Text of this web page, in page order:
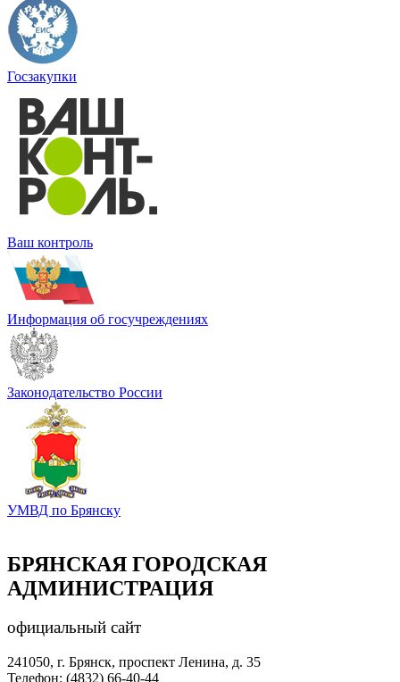
Госзакупки
Ваш контроль
Информация об госучреждениях
Законодательство России
УМВД по Брянску
БРЯНСКАЯ ГОРОДСКАЯ
АДМИНИСТРАЦИЯ
официальный сайт
241050, г. Брянск, проспект Ленина, д. 35
Телефон: (4832) 66-40-44